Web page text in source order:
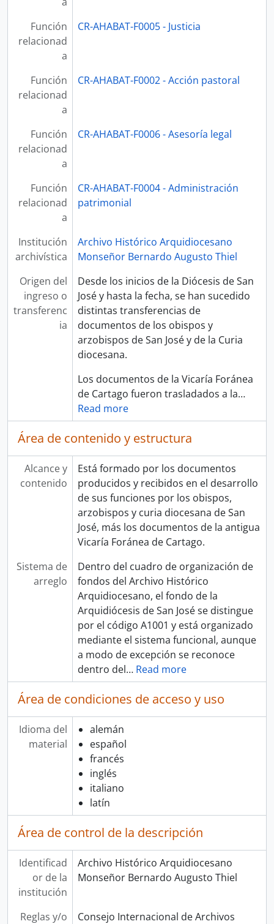
Función
relacionad
a
CR-AHABAT-F0005 - Justicia
Función
relacionad
a
CR-AHABAT-F0002 - Acción pastoral
Función
relacionad
a
CR-AHABAT-F0006 - Asesoría legal
Función
relacionad
a
CR-AHABAT-F0004 - Administración
patrimonial
Institución
archivística
Archivo Histórico Arquidiocesano
Monseñor Bernardo Augusto Thiel
Origen del
ingreso o
transferenc
ia
Desde los inicios de la Diócesis de San
José y hasta la fecha, se han sucedido
distintas transferencias de
documentos de los obispos y
arzobispos de San José y de la Curia
diocesana.
Los documentos de la Vicaría Foránea
de Cartago fueron trasladados a la…
Read more
Área de contenido y estructura
Alcance y
contenido
Está formado por los documentos
producidos y recibidos en el desarrollo
de sus funciones por los obispos,
arzobispos y curia diocesana de San
José, más los documentos de la antigua
Vicaría Foránea de Cartago.
Sistema de
arreglo
Dentro del cuadro de organización de
fondos del Archivo Histórico
Arquidiocesano, el fondo de la
Arquidiócesis de San José se distingue
por el código A1001 y está organizado
mediante el sistema funcional, aunque
a modo de excepción se reconoce
dentro del… Read more
Área de condiciones de acceso y uso
Idioma del
material
alemán
español
francés
inglés
italiano
latín
Área de control de la descripción
Identificad
or de la
institución
Archivo Histórico Arquidiocesano
Monseñor Bernardo Augusto Thiel
Reglas y/o
Consejo Internacional de Archivos